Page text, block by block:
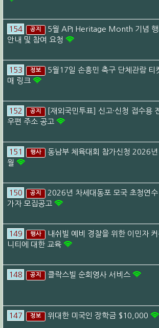
154 공지
5월 API Heritage Month 기념
안내 및 참여 요청
153 정보
5월17일 손흥민 축구 단체관람 티
매 링크
152 공지
[재외국민투표] 신고·신청 접수용
우편 주소 공고
151 행사
동남부 체육대회 참가신청 2026
월
150 공지
2026년 차세대동포 모국 초청연
가자 모집공고
149 행사
내쉬빌 예비 경찰을 위한 이민자
니티에 대한 교육
148 공지 클락스빌 순회영사 서비스
147 정보 위대한 미국인 장학금 $10,000